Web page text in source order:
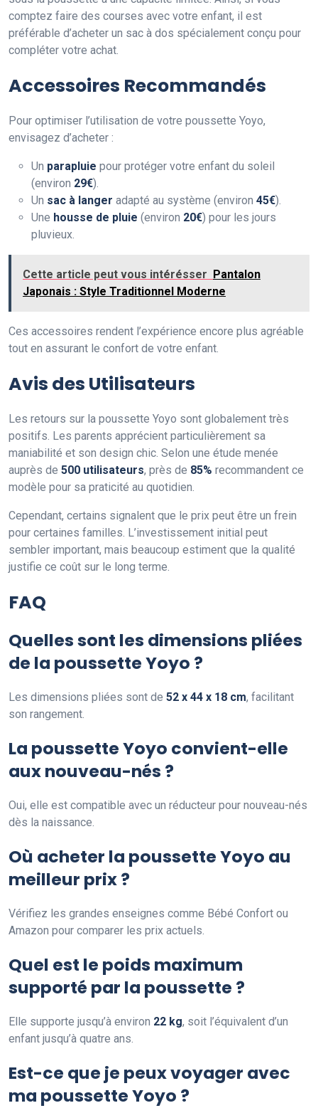
comptez faire des courses avec votre enfant, il est
préférable d’acheter un sac à dos spécialement conçu pour
compléter votre achat.
Accessoires Recommandés
Pour optimiser l’utilisation de votre poussette Yoyo,
envisagez d’acheter :
Un parapluie pour protéger votre enfant du soleil
(environ 29€).
Un sac à langer adapté au système (environ 45€).
Une housse de pluie (environ 20€) pour les jours
pluvieux.
Cette article peut vous intérésser Pantalon
Japonais : Style Traditionnel Moderne
Ces accessoires rendent l’expérience encore plus agréable
tout en assurant le confort de votre enfant.
Avis des Utilisateurs
Les retours sur la poussette Yoyo sont globalement très
positifs. Les parents apprécient particulièrement sa
maniabilité et son design chic. Selon une étude menée
auprès de 500 utilisateurs, près de 85% recommandent ce
modèle pour sa praticité au quotidien.
Cependant, certains signalent que le prix peut être un frein
pour certaines familles. L’investissement initial peut
sembler important, mais beaucoup estiment que la qualité
justifie ce coût sur le long terme.
FAQ
Quelles sont les dimensions pliées
de la poussette Yoyo ?
Les dimensions pliées sont de 52 x 44 x 18 cm, facilitant
son rangement.
La poussette Yoyo convient-elle
aux nouveau-nés ?
Oui, elle est compatible avec un réducteur pour nouveau-nés
dès la naissance.
Où acheter la poussette Yoyo au
meilleur prix ?
Vérifiez les grandes enseignes comme Bébé Confort ou
Amazon pour comparer les prix actuels.
Quel est le poids maximum
supporté par la poussette ?
Elle supporte jusqu’à environ 22 kg, soit l’équivalent d’un
enfant jusqu’à quatre ans.
Est-ce que je peux voyager avec
ma poussette Yoyo ?